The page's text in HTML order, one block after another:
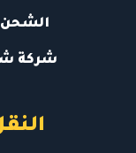
الشحن
شركة